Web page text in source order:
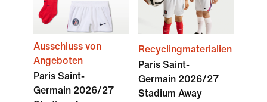
Ausschluss von
Angeboten
Paris Saint-
Germain 2026/27
Recyclingmaterialien
Paris Saint-
Germain 2026/27
Stadium Away